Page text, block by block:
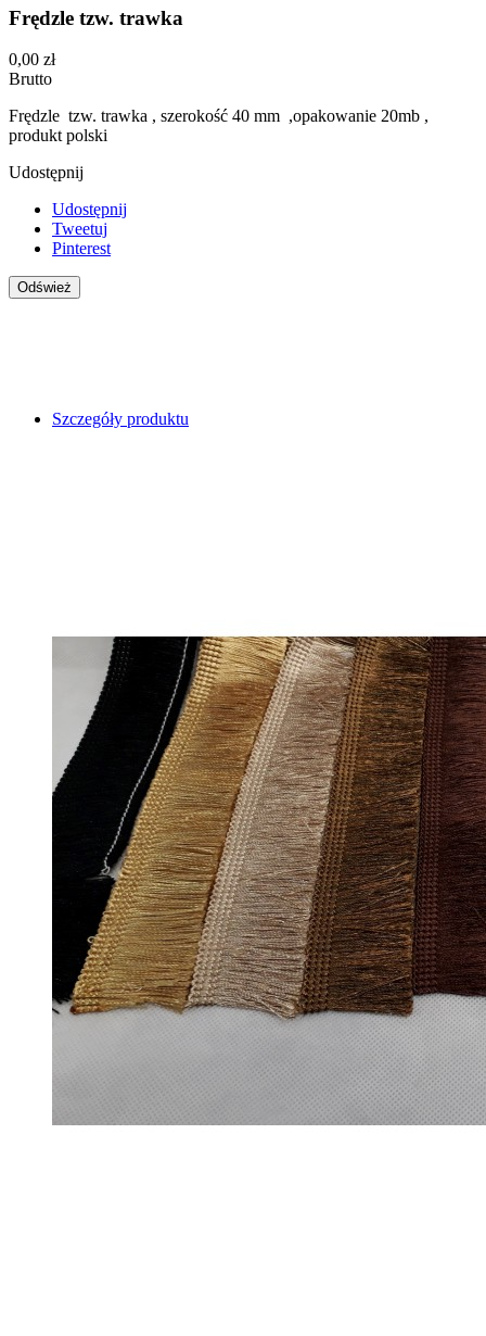
Frędzle tzw. trawka
0,00 zł
Brutto
Frędzle tzw. trawka , szerokość 40 mm ,opakowanie 20mb ,
produkt polski
Udostępnij
Udostępnij
Tweetuj
Pinterest
Szczegóły produktu